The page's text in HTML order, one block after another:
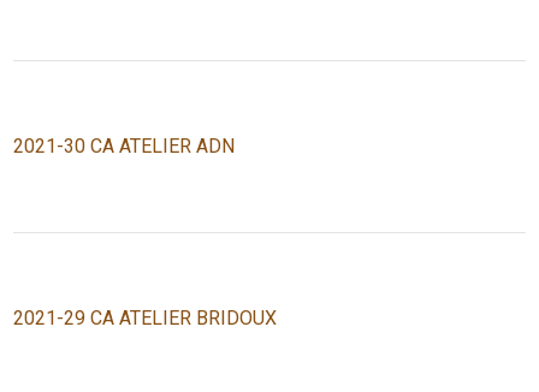
2021-30 CA ATELIER ADN
2021-29 CA ATELIER BRIDOUX